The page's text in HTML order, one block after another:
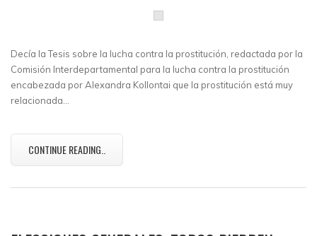
Decía la Tesis sobre la lucha contra la prostitución, redactada por la
Comisión Interdepartamental para la lucha contra la prostitución
encabezada por Alexandra Kollontai que la prostitución está muy
relacionada…
CONTINUE READING..